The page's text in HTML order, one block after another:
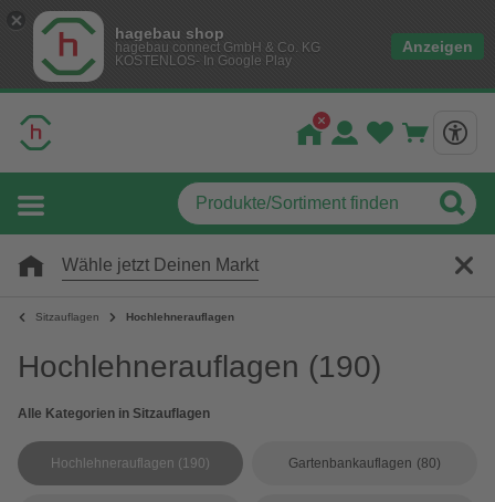
hagebau shop
hagebau connect GmbH & Co. KG
KOSTENLOS- In Google Play
Anzeigen
Wähle jetzt Deinen Markt
Sitzauflagen Hochlehnerauflagen
Hochlehnerauflagen (190)
Alle Kategorien in Sitzauflagen
Hochlehnerauflagen (190) Gartenbankauflagen (80)